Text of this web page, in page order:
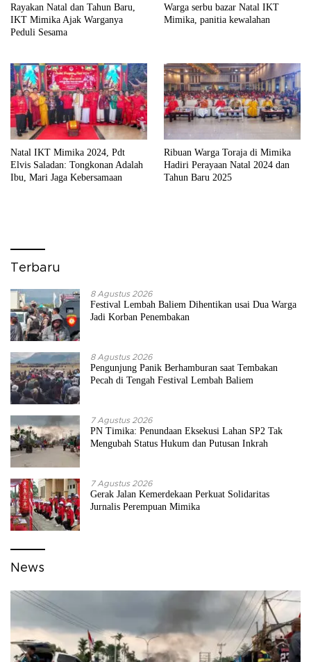
Rayakan Natal dan Tahun Baru,
IKT Mimika Ajak Warganya
Peduli Sesama
Warga serbu bazar Natal IKT
Mimika, panitia kewalahan
Natal IKT Mimika 2024, Pdt
Elvis Saladan: Tongkonan Adalah
Ibu, Mari Jaga Kebersamaan
Ribuan Warga Toraja di Mimika
Hadiri Perayaan Natal 2024 dan
Tahun Baru 2025
Terbaru
8 Agustus 2026
Festival Lembah Baliem Dihentikan usai Dua Warga
Jadi Korban Penembakan
8 Agustus 2026
Pengunjung Panik Berhamburan saat Tembakan
Pecah di Tengah Festival Lembah Baliem
7 Agustus 2026
PN Timika: Penundaan Eksekusi Lahan SP2 Tak
Mengubah Status Hukum dan Putusan Inkrah
7 Agustus 2026
Gerak Jalan Kemerdekaan Perkuat Solidaritas
Jurnalis Perempuan Mimika
News